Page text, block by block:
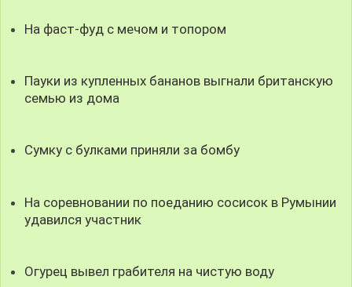
На фаст-фуд с мечом и топором
Пауки из купленных бананов выгнали британскую
семью из дома
Сумку с булками приняли за бомбу
На соревновании по поеданию сосисок в Румынии
удавился участник
Огурец вывел грабителя на чистую воду